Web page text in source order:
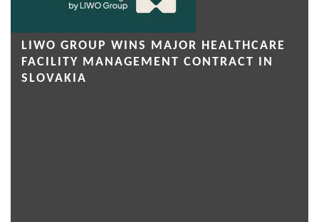
LIWO GROUP WINS MAJOR HEALTHCARE
FACILITY MANAGEMENT CONTRACT IN
SLOVAKIA